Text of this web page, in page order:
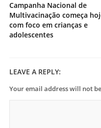
Campanha Nacional de
Multivacinação começa
com foco em crianças e
adolescentes
LEAVE A REPLY:
Your email address will not